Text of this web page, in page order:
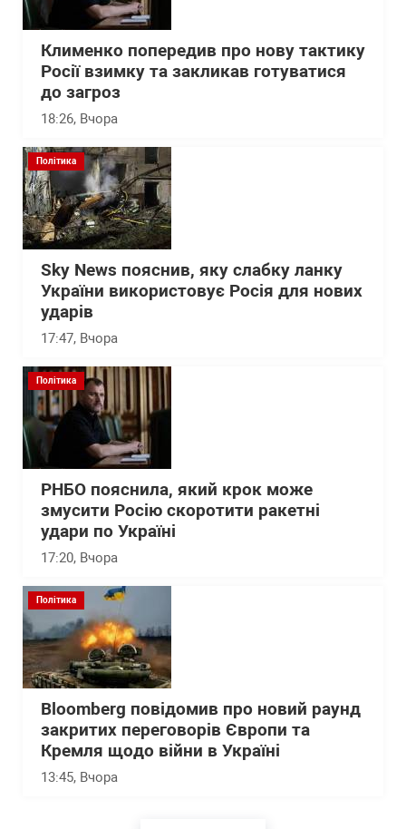
Клименко попередив про нову тактику
Росії взимку та закликав готуватися
до загроз
18:26, Вчора
Політика
Sky News пояснив, яку слабку ланку
України використовує Росія для нових
ударів
17:47, Вчора
Політика
РНБО пояснила, який крок може
змусити Росію скоротити ракетні
удари по Україні
17:20, Вчора
Політика
Bloomberg повідомив про новий раунд
закритих переговорів Європи та
Кремля щодо війни в Україні
13:45, Вчора